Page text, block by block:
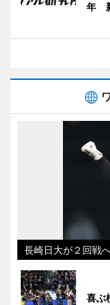
年
長崎日大が２回戦
喜ぶ